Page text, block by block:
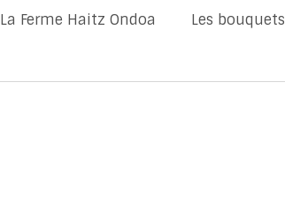
La Ferme Haitz Ondoa Les bouquets